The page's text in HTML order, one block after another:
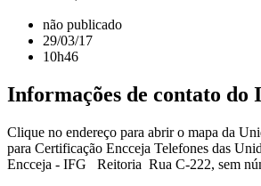
não publicado
29/03/17
10h46
Informações de contato do
Clique no endereço para abrir o mapa da
para Certificação Encceja Telefones das
Encceja - IFG Reitoria Rua C-222, sem